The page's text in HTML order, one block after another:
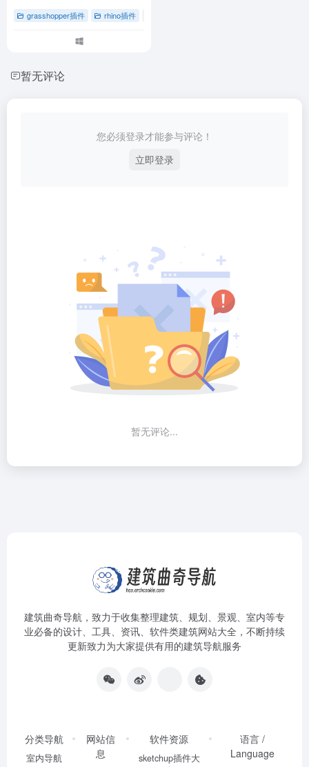
grasshopper插件 rhino插件
暂无评论
您必须登录才能参与评论！
立即登录
暂无评论...
建筑曲奇导航 ，致力于收集整理建筑、规划、景观、室内等专
业必备的设计、工具、资讯、软件类建筑网站大全，不断持续
更新致力为大家提供有用的建筑导航服务
分类导航
室内导航
网站信
息
软件资源
sketchup插件大
语言 /
Language